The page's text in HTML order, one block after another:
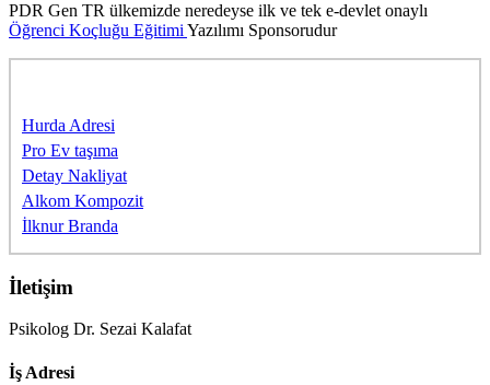
PDR Gen TR ülkemizde neredeyse ilk ve tek e-devlet onaylı
Öğrenci Koçluğu Eğitimi Yazılımı Sponsorudur
Hurda Adresi
Pro Ev taşıma
Detay Nakliyat
Alkom Kompozit
İlknur Branda
İletişim
Psikolog Dr. Sezai Kalafat
İş Adresi